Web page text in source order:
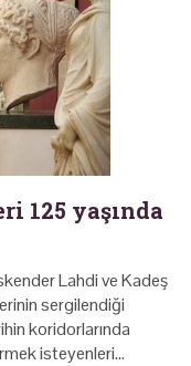
125 yaşında
Lahdi ve Kadeş
sergilendiği
koridorlarında
isteyenleri…